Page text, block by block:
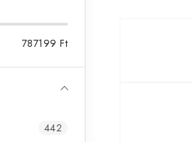
787199 Ft
442